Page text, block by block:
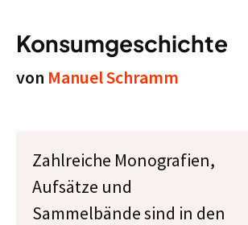
Konsumgeschichte
von Manuel Schramm
Zahlreiche Monografien,
Aufsätze und
Sammelbände sind in den